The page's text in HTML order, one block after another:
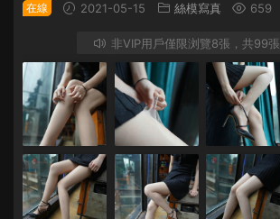
在線 2021-05-15 絲模寫真 659
非VIP用戶僅限浏覽8張，共99張